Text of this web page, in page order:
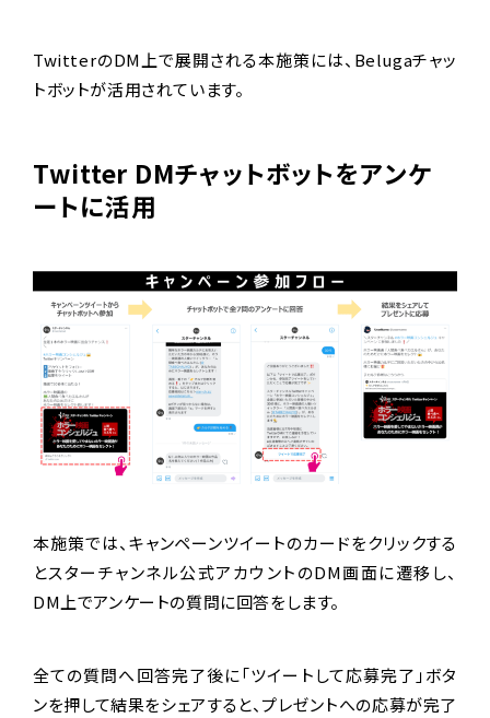
TwitterのDM上で展開される本施策には、Belugaチャッ
トボットが活用されています。
Twitter DMチャットボットをアンケ
ートに活用
本施策では、キャンペーンツイートのカードをクリックする
とスターチャンネル公式アカウントのDM画面に遷移し、
DM上でアンケートの質問に回答をします。
全ての質問へ回答完了後に「ツイートして応募完了」ボタ
ンを押して結果をシェアすると、プレゼントへの応募が完了